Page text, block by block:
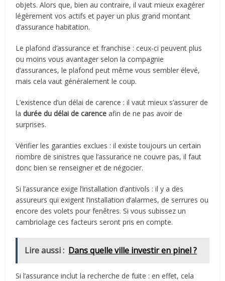
objets. Alors que, bien au contraire, il vaut mieux exagérer
légèrement vos actifs et payer un plus grand montant
d’assurance habitation.
Le plafond d’assurance et franchise : ceux-ci peuvent plus
ou moins vous avantager selon la compagnie
d’assurances, le plafond peut même vous sembler élevé,
mais cela vaut généralement le coup.
L’existence d’un délai de carence : il vaut mieux s’assurer de
ladurée du délai de carence afin de ne pas avoir de
surprises.
Vérifier les garanties exclues : il existe toujours un certain
nombre de sinistres que l’assurance ne couvre pas, il faut
donc bien se renseigner et de négocier.
Si l’assurance exige l’installation d’antivols : il y a des
assureurs qui exigent l’installation d’alarmes, de serrures ou
encore des volets pour fenêtres. Si vous subissez un
cambriolage ces facteurs seront pris en compte.
Lire aussi : Dans quelle ville investir en pinel ?
Si l’assurance inclut la recherche de fuite : en effet, cela